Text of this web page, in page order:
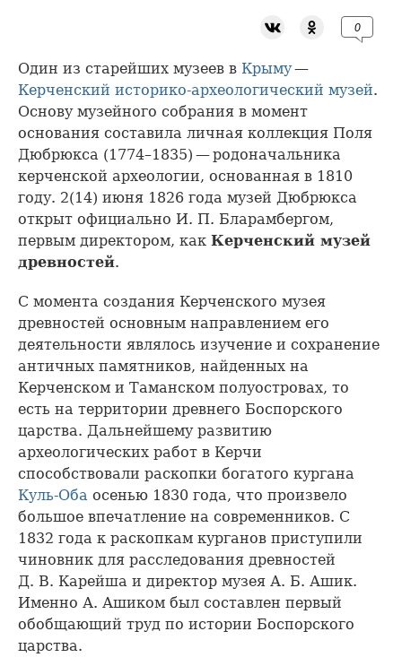
0
Один из старейших музеев в Крыму—
Керченский историко-археологический музей.
Основу музейного собрания в момент
основания составила личная коллекция Поля
Дюбрюкса (1774–1835) — родоначальника
керченской археологии, основанная в 1810
году. 2(14) июня 1826 года музей Дюбрюкса
открыт официально И. П. Бларамбергом,
первым директором, как Керченский музей
древностей.
С момента создания Керченского музея
древностей основным направлением его
деятельности являлось изучение и сохранение
античных памятников, найденных на
Керченском и Таманском полуостровах, то
есть на территории древнего Боспорского
царства. Дальнейшему развитию
археологических работ в Керчи
способствовали раскопки богатого кургана
Куль-Оба осенью 1830 года, что произвело
большое впечатление на современников. С
1832 года к раскопкам курганов приступили
чиновник для расследования древностей
Д. В. Карейша и директор музея А. Б. Ашик.
Именно А. Ашиком был составлен первый
обобщающий труд по истории Боспорского
царства.